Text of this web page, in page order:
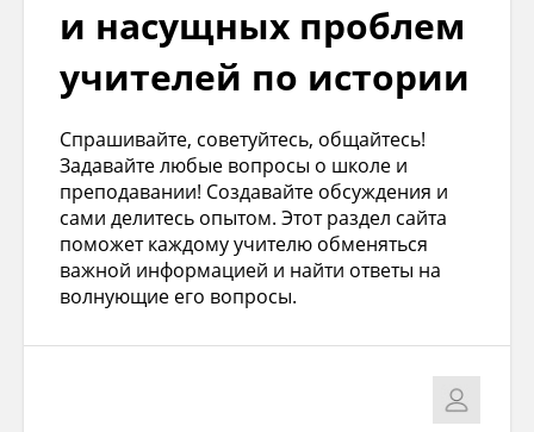
и насущных проблем
учителей по истории
Спрашивайте, советуйтесь, общайтесь!
Задавайте любые вопросы о школе и
преподавании! Создавайте обсуждения и
сами делитесь опытом. Этот раздел сайта
поможет каждому учителю обменяться
важной информацией и найти ответы на
волнующие его вопросы.